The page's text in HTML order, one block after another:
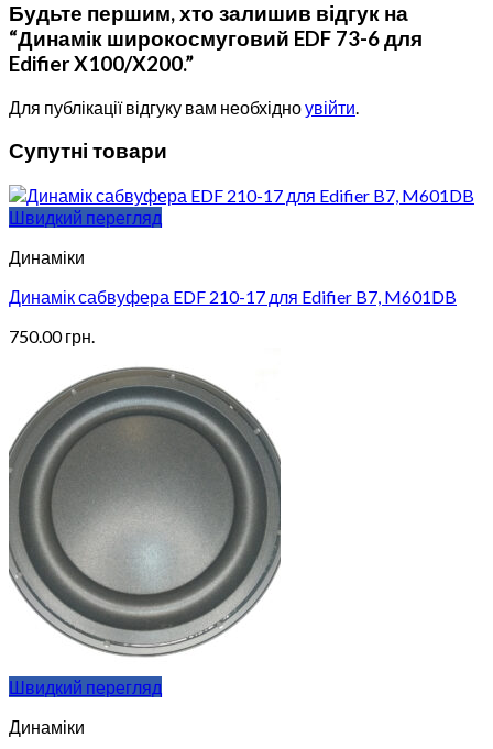
Будьте першим, хто залишив відгук на
“Динамік широкосмуговий EDF 73-6 для
Edifier X100/X200.”
Для публікації відгуку вам необхідноувійти
Супутні товари
Швидкий перегляд
Динаміки
Динамік сабвуфера EDF 210-17 для Edifier B7, M601DB
750.00грн.
Швидкий перегляд
Динаміки